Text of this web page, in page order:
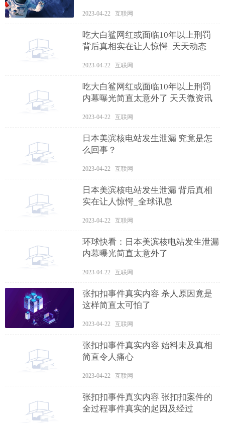
2023-04-22 互联网
吃大白鲨网红或面临10年以上刑罚
背后真相实在让人惊愕_天天动态
2023-04-22 互联网
吃大白鲨网红或面临10年以上刑罚
内幕曝光简直太意外了 天天微资讯
2023-04-22 互联网
日本美滨核电站发生泄漏 究竟是怎
么回事？
2023-04-22 互联网
日本美滨核电站发生泄漏 背后真相
实在让人惊愕_全球讯息
2023-04-22 互联网
环球快看：日本美滨核电站发生泄漏
内幕曝光简直太意外了
2023-04-22 互联网
张扣扣事件真实内容 杀人原因竟是
这样简直太可怕了
2023-04-22 互联网
张扣扣事件真实内容 始料未及真相
简直令人痛心
2023-04-22 互联网
张扣扣事件真实内容 张扣扣案件的
全过程事件真实的起因及经过